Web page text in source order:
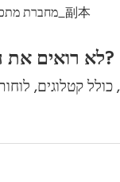
לא רואים את המוצר שלכם כאן?